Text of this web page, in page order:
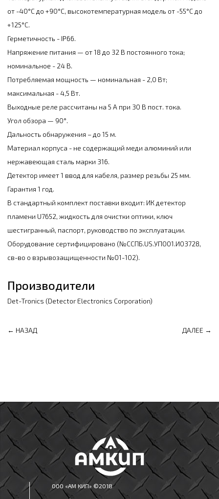
от -40°С до +90°С, высокотемпературная модель от -55°С до
+125°С.
Герметичность - IP66.
Напряжение питания — от 18 до 32 В постоянного тока;
номинальное - 24 В.
Потребляемая мощность — номинальная - 2,0 Вт;
максимальная - 4,5 Вт.
Выходные реле рассчитаны на 5 А при 30 В пост. тока.
Угол обзора — 90°.
Дальность обнаружения – до 15 м.
Материал корпуса - не содержащий меди алюминий или
нержавеющая сталь марки 316.
Детектор имеет 1 ввод для кабеля, размер резьбы 25 мм.
Гарантия 1 год.
В стандартный комплект поставки входит: ИК детектор
пламени U7652, жидкость для очистки оптики, ключ
шестигранный, паспорт, руководство по эксплуатации.
Оборудование сертифицировано (№ССПБ.US.УП001.И03728,
св-во о взрывозащищенности №01-102).
Производители
Det-Tronics (Detector Electronics Corporation)
← НАЗАД ДАЛЕЕ →
ООО «АМ КИП» ©2018